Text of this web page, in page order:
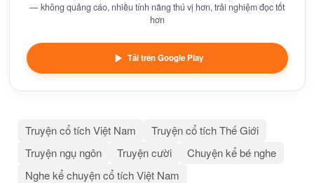
— không quảng cáo, nhiều tính năng thú vị hơn, trải nghiệm đọc tốt
hơn
Tải trên Google Play
Truyện cổ tích Việt Nam
Truyện cổ tích Thế Giới
Truyện ngụ ngôn
Truyện cười
Chuyện kể bé nghe
Nghe kể chuyện cổ tích Việt Nam